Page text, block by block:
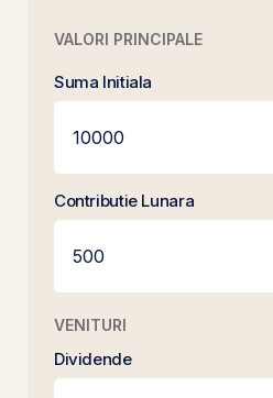
VALORI PRINCIPALE
Suma Initiala
Contributie Lunara
VENITURI
Dividende